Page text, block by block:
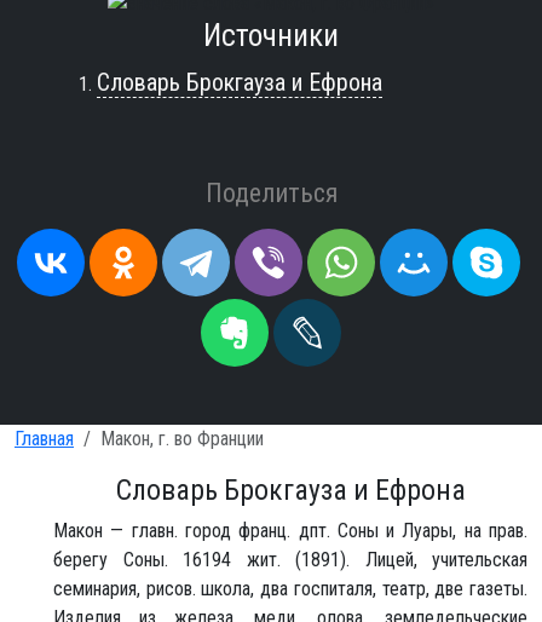
Источники
Словарь Брокгауза и Ефрона
Поделиться
Главная Макон, г. во Франции
Словарь Брокгауза и Ефрона
Макон — главн. город франц. дпт. Соны и Луары, на прав.
берегу Соны. 16194 жит. (1891). Лицей, учительская
семинария, рисов. школа, два госпиталя, театр, две газеты.